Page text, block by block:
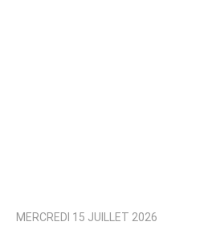
MERCREDI 15 JUILLET 2026